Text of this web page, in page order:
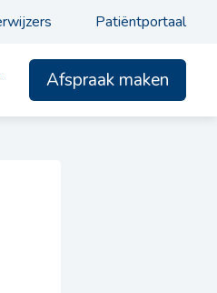
Patiëntportaal
Afspraak maken